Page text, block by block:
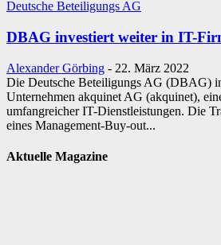
Deutsche Beteiligungs AG
DBAG investiert weiter in IT-
Alexander Görbing - 22. März 2022
Die Deutsche Beteiligungs AG (DBAG)
Unternehmen akquinet AG (akquinet),
umfangreicher IT-Dienstleistungen. Die
eines Management-Buy-out...
Aktuelle Magazine